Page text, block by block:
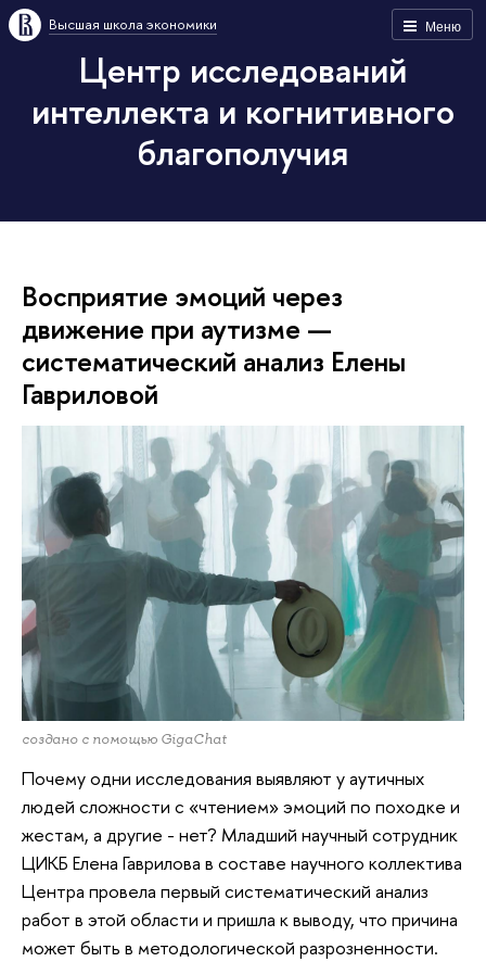
Меню
Высшая школа экономики
Центр исследований
интеллекта и когнитивного
благополучия
Восприятие эмоций через
движение при аутизме —
систематический анализ Елены
Гавриловой
создано с помощью GigaChat
Почему одни исследования выявляют у аутичных
людей сложности с «чтением» эмоций по походке и
жестам, а другие - нет? Младший научный сотрудник
ЦИКБ Елена Гаврилова в составе научного коллектива
Центра провела первый систематический анализ
работ в этой области и пришла к выводу, что причина
может быть в методологической разрозненности.